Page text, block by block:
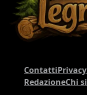
Contatti
RedazioneChi